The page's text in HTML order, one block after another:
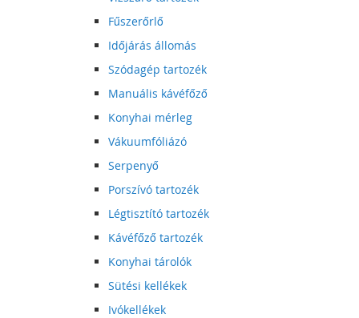
Fűszerőrlő
Időjárás állomás
Szódagép tartozék
Manuális kávéfőző
Konyhai mérleg
Vákuumfóliázó
Serpenyő
Porszívó tartozék
Légtisztító tartozék
Kávéfőző tartozék
Konyhai tárolók
Sütési kellékek
Ivókellékek